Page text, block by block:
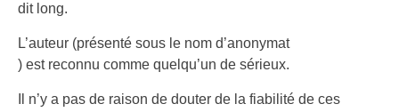
dit long.
L’auteur (présenté sous le nom d’anonymat
) est reconnu comme quelqu’un de sérieux.
Il n’y a pas de raison de douter de la fiabilité de ces